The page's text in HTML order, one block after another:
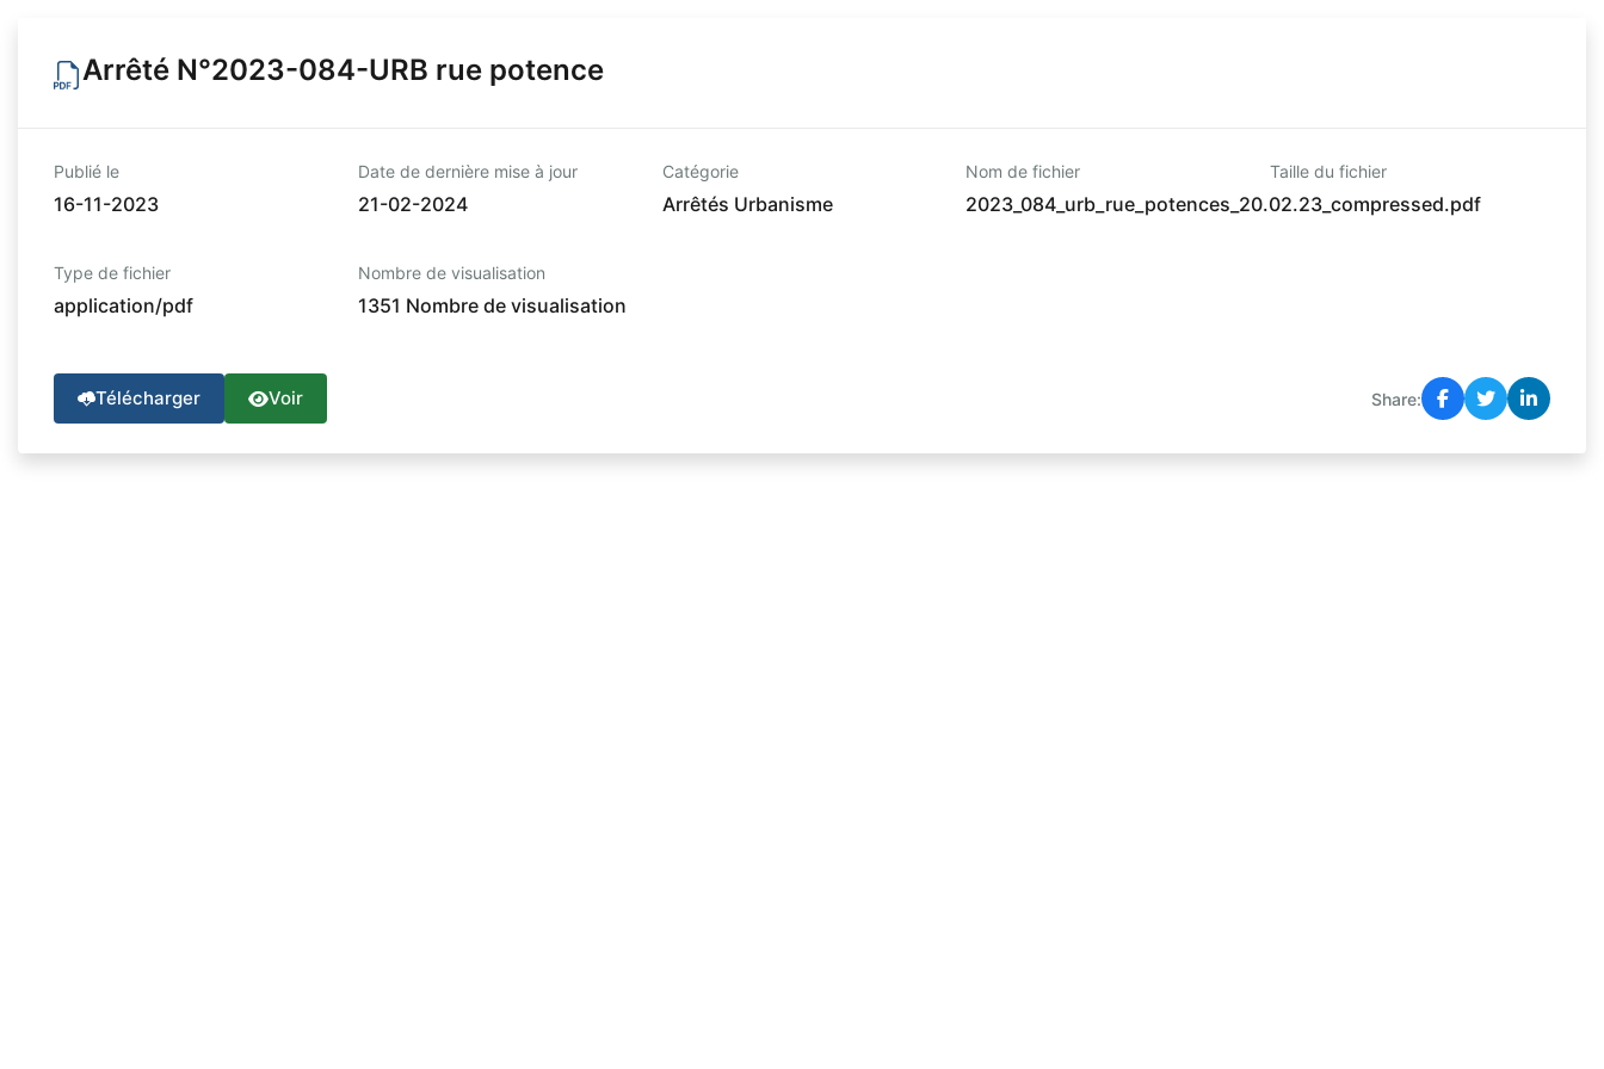
Arrêté N°2023-084-URB rue potence
Publié le
16-11-2023
Date de dernière mise à jour
21-02-2024
Catégorie
Arrêtés Urbanisme
Nom de fichier
2023_084_urb_rue_potences_20.02.23_compressed.pdf
Taille du fichier
Type de fichier
application/pdf
Nombre de visualisation
1351 Nombre de visualisation
Télécharger Voir Share: